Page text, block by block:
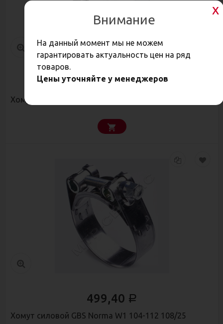
89,80Р
Хомут силовой 80-85 W1
499,40 Р
Хомут силовой GBS Norma W1 104-112 108/25
Внимание
На данный момент мы не можем
гарантировать актуальность цен на ряд
товаров.
Цены уточняйте у менеджеров